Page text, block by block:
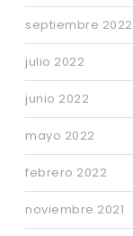
septiembre 2022
julio 2022
junio 2022
mayo 2022
febrero 2022
noviembre 2021